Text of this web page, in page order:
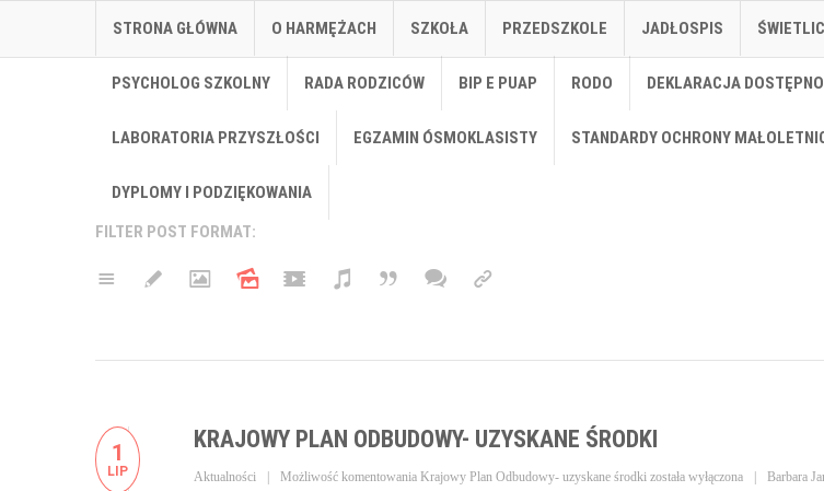
STRONA GŁÓWNA O HARMĘŻACH SZKOŁA PRZEDSZKOLE JADŁOSPIS
PSYCHOLOG SZKOLNY RADA RODZICÓW BIP E PUAP RODO DEKLARACJA
LABORATORIA PRZYSZŁOŚCI EGZAMIN ÓSMOKLASISTY STANDARDY OCHRONY
DYPLOMY I PODZIĘKOWANIA
FILTER POST FORMAT:
1
LIP
KRAJOWY PLAN ODBUDOWY- UZYSKANE ŚRODKI
Aktualności Możliwość komentowania Krajowy Plan Odbudowy- uzyskane środki została wyłączona Barbara